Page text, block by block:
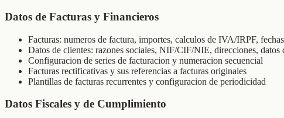
Datos de Facturas y Financieros
Facturas: numeros de factura, importes, calculos de IVA/IRPF,
Datos de clientes: razones sociales, NIF/CIF/NIE, direcciones, datos
Configuracion de series de facturacion y numeracion secuencial
Facturas rectificativas y sus referencias a facturas originales
Plantillas de facturas recurrentes y configuracion de periodicidad
Datos Fiscales y de Cumplimiento